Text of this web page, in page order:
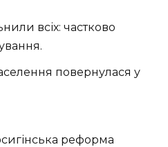
всіх: частково
повернулася у
реформа